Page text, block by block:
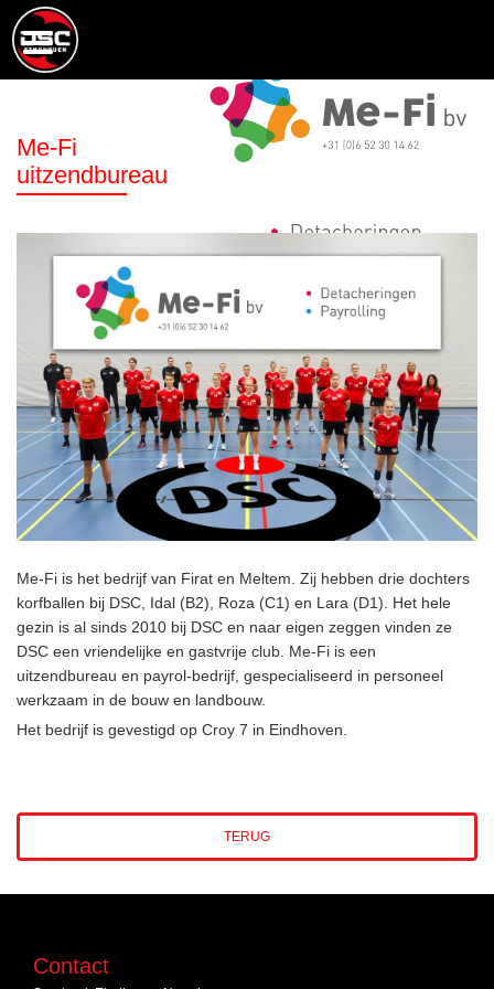
Me-Fi
uitzendbureau
Me-Fi is het bedrijf van Firat en Meltem. Zij hebben drie dochters
korfballen bij DSC, Idal (B2), Roza (C1) en Lara (D1). Het hele
gezin is al sinds 2010 bij DSC en naar eigen zeggen vinden ze
DSC een vriendelijke en gastvrije club. Me-Fi is een
uitzendbureau en payrol-bedrijf, gespecialiseerd in personeel
werkzaam in de bouw en landbouw.
Het bedrijf is gevestigd op Croy 7 in Eindhoven.
TERUG
Contact